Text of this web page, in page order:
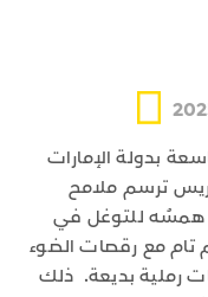
بدولة الإمارات
ترسم ملامح
همسُه للتوغل في
تام مع رقصات الضوء
رملية بديعة. ذلك